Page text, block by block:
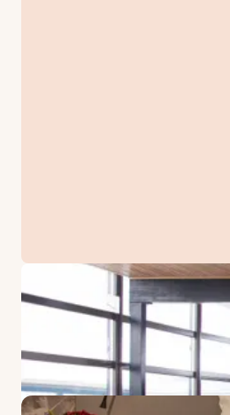
TARJOUKSET